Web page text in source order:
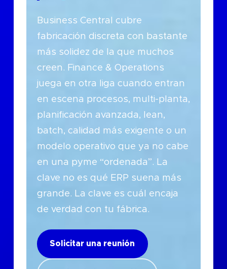
Business Central cubre
fabricación discreta con bastante
más solidez de la que muchos
creen. Finance & Operations
juega en otra liga cuando entran
en escena procesos, multi-planta,
planificación avanzada, lean,
batch, calidad más exigente o un
modelo operativo que ya no cabe
en una pyme “ordenada”. La
clave no es qué ERP suena más
grande. La clave es cuál encaja
de verdad con tu fábrica.
Solicitar una reunión